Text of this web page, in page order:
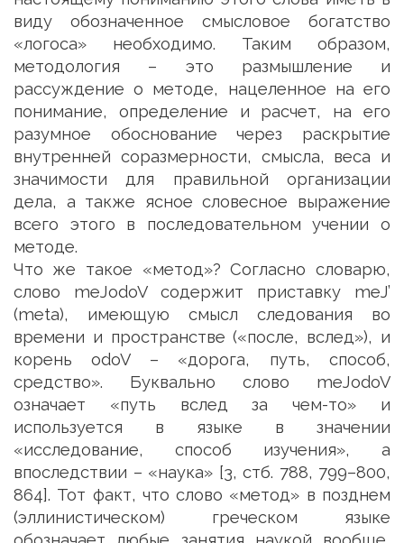
виду обозначенное смысловое богатство
«логоса» необходимо. Таким образом,
методология – это размышление и
рассуждение о методе, нацеленное на его
понимание, определение и расчет, на его
разумное обоснование через раскрытие
внутренней соразмерности, смысла, веса и
значимости для правильной организации
дела, а также ясное словесное выражение
всего этого в последовательном учении о
методе.
Что же такое «метод»? Согласно словарю,
слово meJodoV содержит приставку meJ’
(meta), имеющую смысл следования во
времени и пространстве («после, вслед»), и
корень odoV – «дорога, путь, способ,
средство». Буквально слово meJodoV
означает «путь вслед за чем-то» и
используется в языке в значении
«исследование, способ изучения», а
впоследствии – «наука» [3, стб. 788, 799–800,
864]. Тот факт, что слово «метод» в позднем
(эллинистическом) греческом языке